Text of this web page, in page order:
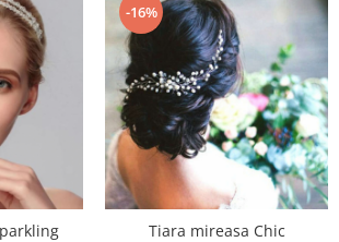
-16%
Tiara mireasa Chic